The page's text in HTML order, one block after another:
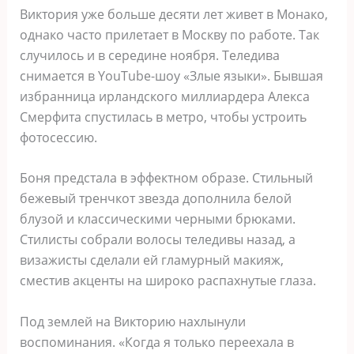
Виктория уже больше десяти лет живет в Монако,
однако часто прилетает в Москву по работе. Так
случилось и в середине ноября. Теледива
снимается в YouTube-шоу «Злые языки». Бывшая
избранница ирландского миллиардера Алекса
Смерфита спустилась в метро, чтобы устроить
фотосессию.
Боня предстала в эффектном образе. Стильный
бежевый тренчкот звезда дополнила белой
блузой и классическими черными брюками.
Стилисты собрали волосы теледивы назад, а
визажисты сделали ей гламурный макияж,
сместив акценты на широко распахнутые глаза.
Под землей на Викторию нахлынули
воспоминания. «Когда я только переехала в